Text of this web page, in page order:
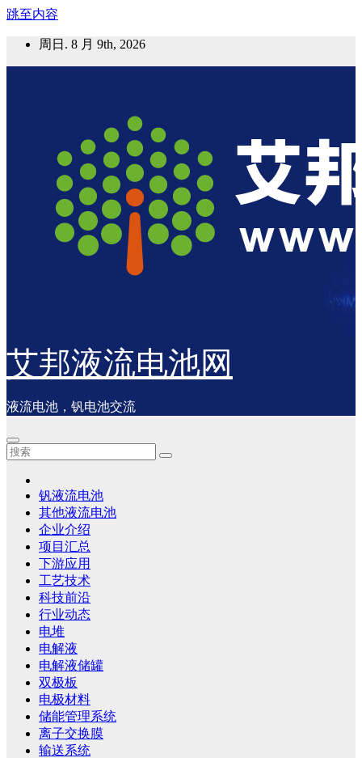
跳至内容
周日. 8 月 9th, 2026
艾邦液流电池网
液流电池，钒电池交流
钒液流电池
其他液流电池
企业介绍
项目汇总
下游应用
工艺技术
科技前沿
行业动态
电堆
电解液
电解液储罐
双极板
电极材料
储能管理系统
离子交换膜
输送系统